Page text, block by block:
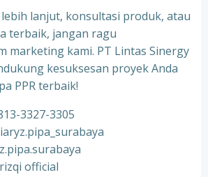
lanjut, konsultasi produk, atau
terbaik, jangan ragu
marketing kami. PT Lintas Sinergy
kesuksesan proyek Anda
PPR terbaik!
3327-3305
official